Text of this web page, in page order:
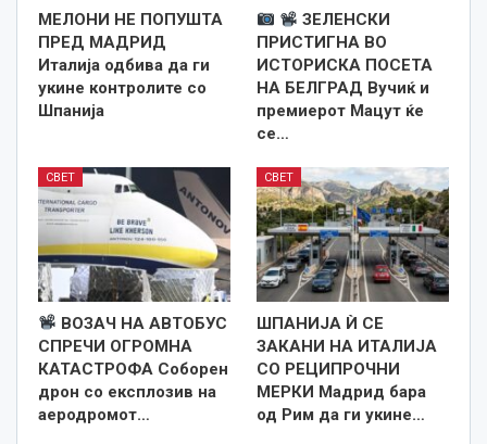
МЕЛОНИ НЕ ПОПУШТА
ПРЕД МАДРИД
Италија одбива да ги
укине контролите со
Шпанија
ЗЕЛЕНСКИ
ПРИСТИГНА ВО
ИСТОРИСКА ПОСЕТА
НА БЕЛГРАД Вучиќ и
премиерот Мацут ќе
се…
СВЕТ
ВОЗАЧ НА АВТОБУС
СПРЕЧИ ОГРОМНА
КАТАСТРОФА Соборен
дрон со експлозив на
аеродромот…
СВЕТ
ШПАНИЈА Ѝ СЕ
ЗАКАНИ НА ИТАЛИЈА
СО РЕЦИПРОЧНИ
МЕРКИ Мадрид бара
од Рим да ги укине…